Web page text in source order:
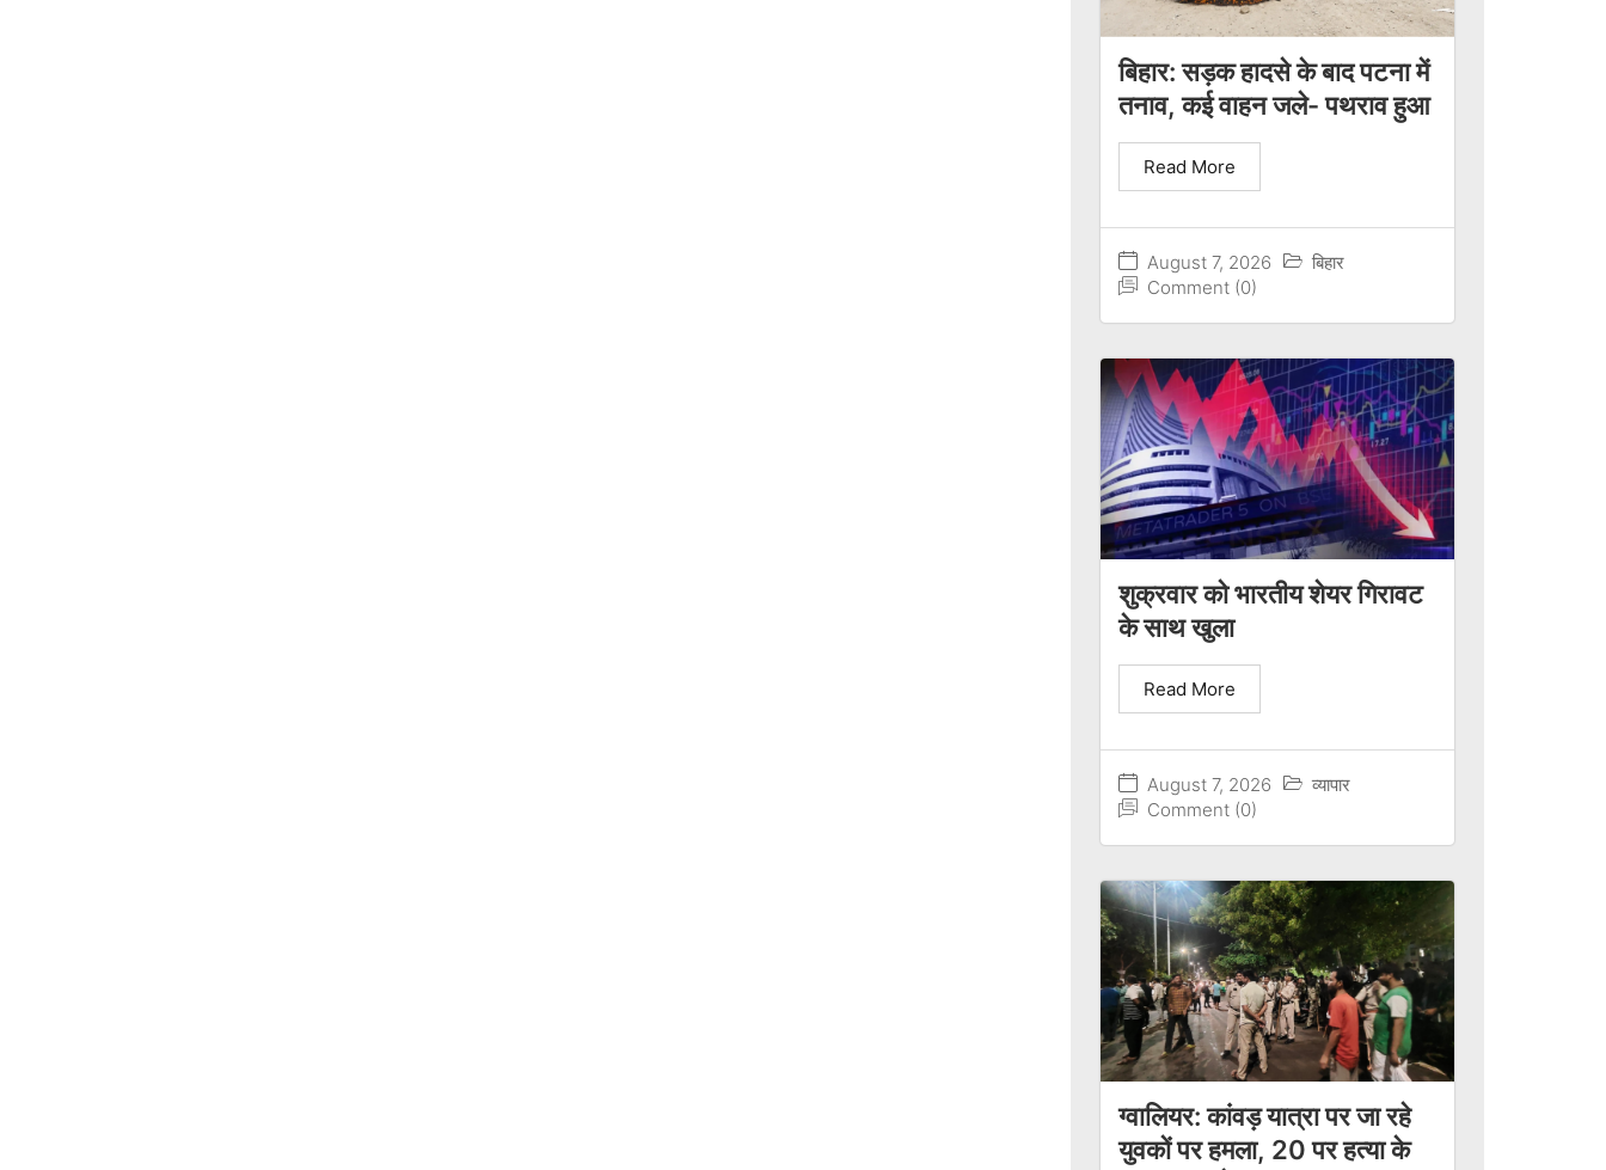
बिहार: सड़क हादसे के बाद पटना में
तनाव, कई वाहन जले- पथराव हुआ
August 7, 2026
बिहार
Comment (0)
Read More
शुक्रवार को भारतीय शेयर गिरावट
के साथ खुला
August 7, 2026
व्यापार
Comment (0)
Read More
ग्वालियर: कांवड़ यात्रा पर जा रहे
युवकों पर हमला, 20 पर हत्या के